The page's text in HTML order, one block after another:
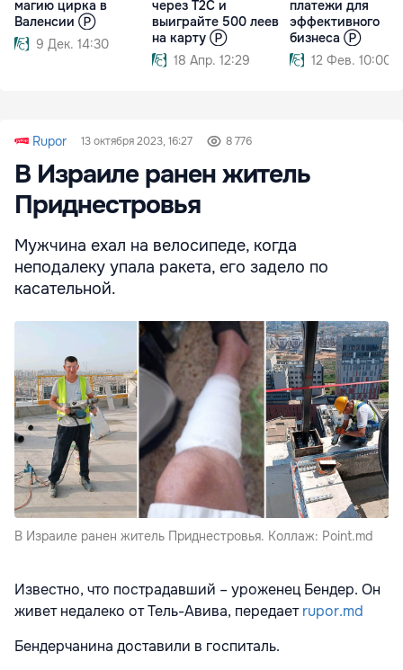
магию цирка в
Валенсии Ⓟ
9 Дек. 14:30
через T2C и
выиграйте 500 леев
на карту Ⓟ
18 Апр. 12:29
платежи для
эффективного
бизнеса Ⓟ
12 Фев. 10:00
Rupor 13 октября 2023, 16:27 8 776
В Израиле ранен житель
Приднестровья
Мужчина ехал на велосипеде, когда
неподалеку упала ракета, его задело по
касательной.
В Израиле ранен житель Приднестровья. Коллаж: Point.md
Известно, что пострадавший – уроженец Бендер. Он
живет недалеко от Тель-Авива, передаетrupor.md
Бендерчанина доставили в госпиталь.